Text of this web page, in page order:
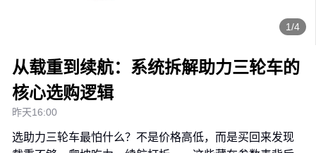
1/4
从载重到续航：系统拆解助力三轮车的
核心选购逻辑
昨天16:00
选助力三轮车最怕什么？不是价格高低，而是买回来发现